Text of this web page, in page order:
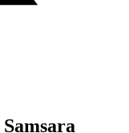
Samsara